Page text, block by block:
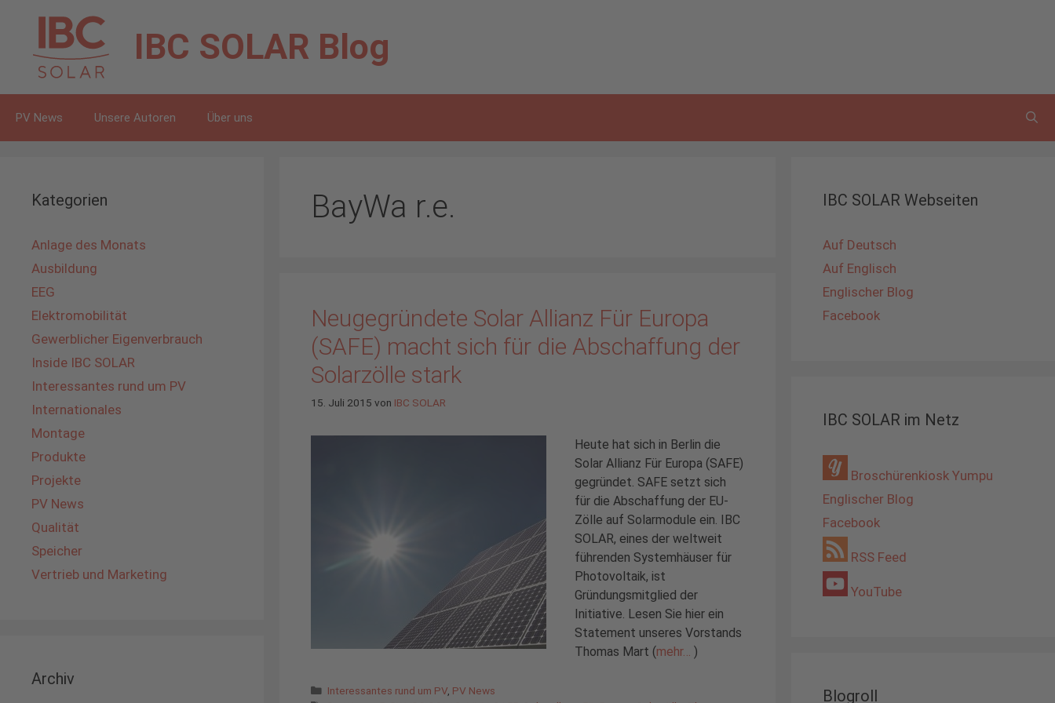
springen
IBC SOLAR Blog
PV News Unsere Autoren Über uns
BayWa r.e.
Neugegründete Solar Allianz Für Europa
(SAFE) macht sich für die Abschaffung der
Solarzölle stark
15. Juli 2015 von IBC SOLAR
Heute hat sich in Berlin die
Solar Allianz Für Europa (SAFE)
gegründet. SAFE setzt sich
für die Abschaffung der EU-
Zölle auf Solarmodule ein. IBC
SOLAR, eines der weltweit
führenden Systemhäuser für
Photovoltaik, ist
Gründungsmitglied der
Initiative. Lesen Sie hier ein
Statement unseres Vorstands
Thomas Mart (mehr… )
Kategorien
Interessantes rund um PV PV News
Kategorien
Anlage des Monats
Ausbildung
EEG
Elektromobilität
Gewerblicher Eigenverbrauch
Inside IBC SOLAR
Interessantes rund um PV
Internationales
Montage
Produkte
Projekte
PV News
Qualität
Speicher
Vertrieb und Marketing
Archiv
IBC SOLAR Webseiten
Auf Deutsch
Auf Englisch
Englischer Blog
Facebook
IBC SOLAR im Netz
Broschürenkiosk Yumpu
Englischer Blog
Facebook
RSS Feed
YouTube
Blogroll